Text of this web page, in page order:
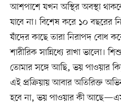
আশপাশে যখন অস্থির অবস্থা
যাবে না। বিশেষ করে ১০ বছরের
যাঁদের কাছে তারা নিরাপদ বোধ
শারীরিক সান্নিধ্যে রাখা ভালো।
তোমার সঙ্গে আছি, ভয় পাওয়ার
এই প্রক্রিয়ায় আবার অতিরিক্ত
হবে না, ভয় পাওয়ার কী